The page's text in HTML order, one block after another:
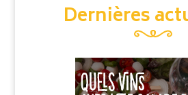
Dernières